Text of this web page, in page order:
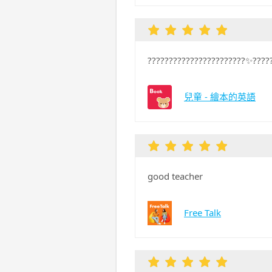
兒童 - 繪本的英語
good teacher
Free Talk